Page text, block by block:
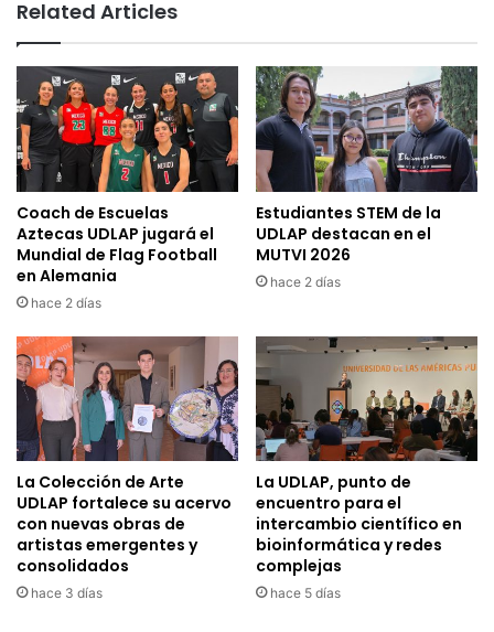
Related Articles
Coach de Escuelas
Aztecas UDLAP jugará el
Mundial de Flag Football
en Alemania
hace 2 días
Estudiantes STEM de la
UDLAP destacan en el
MUTVI 2026
hace 2 días
La Colección de Arte
UDLAP fortalece su acervo
con nuevas obras de
artistas emergentes y
consolidados
hace 3 días
La UDLAP, punto de
encuentro para el
intercambio científico en
bioinformática y redes
complejas
hace 5 días